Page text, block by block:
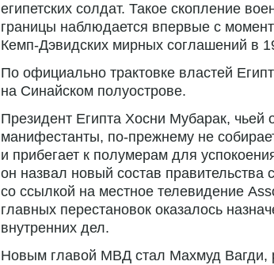
египетских солдат. Такое скопление
границы наблюдается впервые с
Кемп-Дэвидских мирных соглашений в
По официально трактовке властей
на Синайском полуострове.
Президент Египта Хосни Мубарак, чьей
манифестанты, по-прежнему не
и прибегает к полумерам для
он назвал новый состав правительства
со ссылкой на местное телевидение
главных перестановок оказалось
внутренних дел.
Новым главой МВД стал Махмуд Вагди,